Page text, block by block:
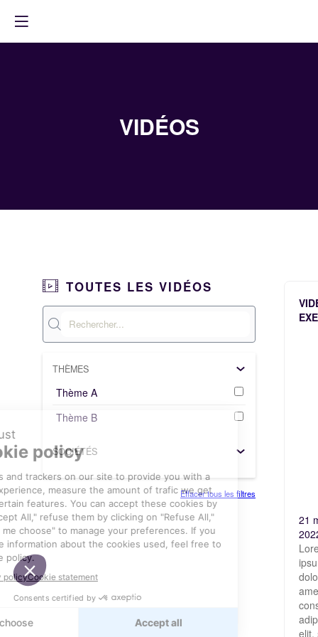
VIDÉOS
TOUTES LES VIDÉOS
THÈMES
Thème A
Thème B
SOCIÉTÉS
Effacer tous les filtres
21
elit,